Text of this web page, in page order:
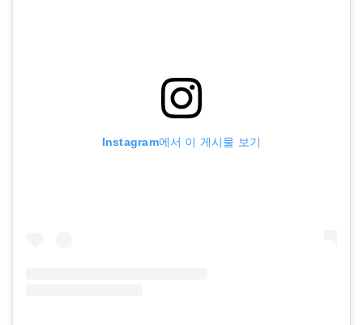
Instagram에서 이 게시물 보기